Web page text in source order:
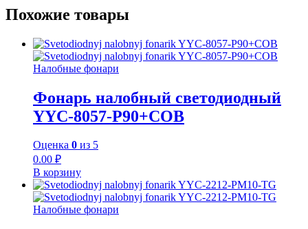
Похожие товары
Налобные фонари
Фонарь налобный светодиодный
YYC-8057-P90+COB
Оценка 0 из 5
0.00 ₽
В корзину
Налобные фонари